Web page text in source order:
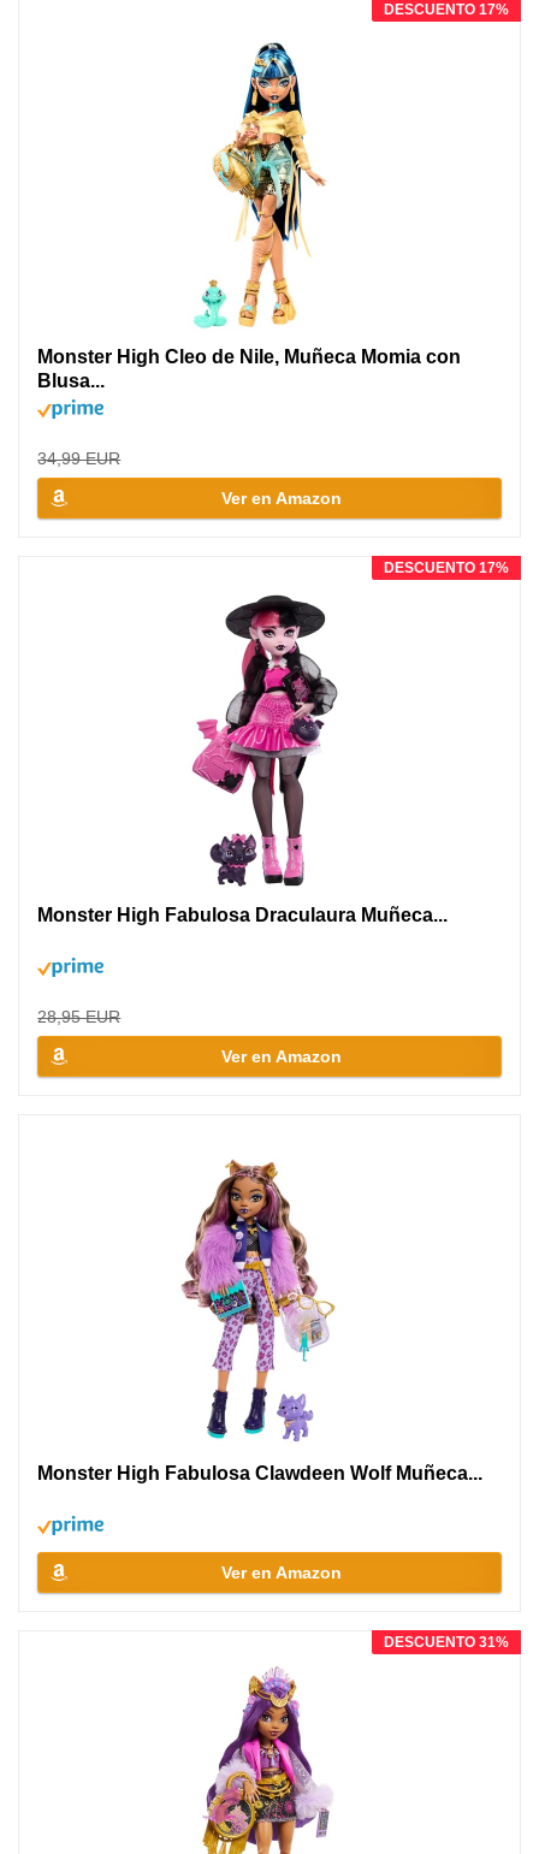
DESCUENTO 17%
Monster High Cleo de Nile, Muñeca Momia con
Blusa...
34,99 EUR
Ver en Amazon
DESCUENTO 17%
Monster High Fabulosa Draculaura Muñeca...
28,95 EUR
Ver en Amazon
Monster High Fabulosa Clawdeen Wolf Muñeca...
Ver en Amazon
DESCUENTO 31%